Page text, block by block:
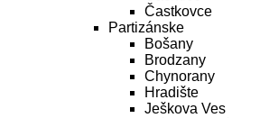
Častkovce
Partizánske
Bošany
Brodzany
Chynorany
Hradište
Ješkova Ves